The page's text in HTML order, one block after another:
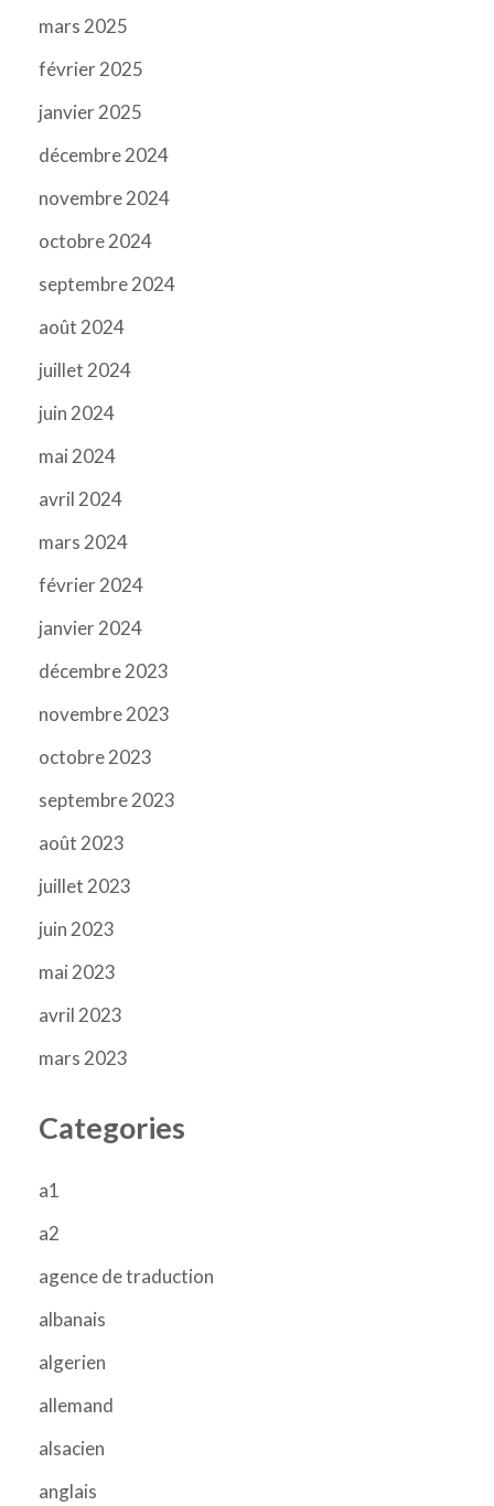
mars 2025
février 2025
janvier 2025
décembre 2024
novembre 2024
octobre 2024
septembre 2024
août 2024
juillet 2024
juin 2024
mai 2024
avril 2024
mars 2024
février 2024
janvier 2024
décembre 2023
novembre 2023
octobre 2023
septembre 2023
août 2023
juillet 2023
juin 2023
mai 2023
avril 2023
mars 2023
Categories
a1
a2
agence de traduction
albanais
algerien
allemand
alsacien
anglais